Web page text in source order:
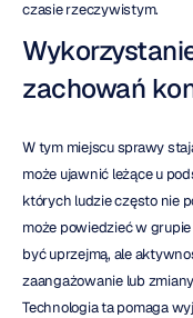
czasie rzeczywistym.
zachowań
W tym miejscu sprawy
może ujawnić leżące u
których ludzie często nie
może powiedzieć w
być uprzejmą, ale
zaangażowanie lub
Technologia ta pomaga